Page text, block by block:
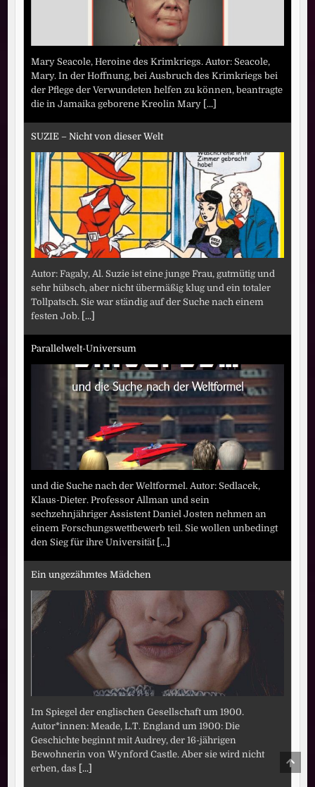
Mary Seacole, Heroine des Krimkriegs. Autor: Seacole,
Mary. In der Hoffnung, bei Ausbruch des Krimkriegs bei
der Pflege der Verwundeten helfen zu können, beantragte
die in Jamaika geborene Kreolin Mary [...]
SUZIE – Nicht von dieser Welt
Autor: Fagaly, Al. Suzie ist eine junge Frau, gutmütig und
sehr hübsch, aber nicht übermäßig klug und ein totaler
Tollpatsch. Sie war ständig auf der Suche nach einem
festen Job. [...]
Parallelwelt-Universum
und die Suche nach der Weltformel. Autor: Sedlacek,
Klaus-Dieter. Professor Allman und sein
sechzehnjähriger Assistent Daniel Josten nehmen an
einem Forschungswettbewerb teil. Sie wollen unbedingt
den Sieg für ihre Universität [...]
Ein ungezähmtes Mädchen
Im Spiegel der englischen Gesellschaft um 1900.
Autor*innen: Meade, L.T. England um 1900: Die
Geschichte beginnt mit Audrey, der 16-jährigen
Bewohnerin von Wynford Castle. Aber sie wird nicht
erben, das [...] TO